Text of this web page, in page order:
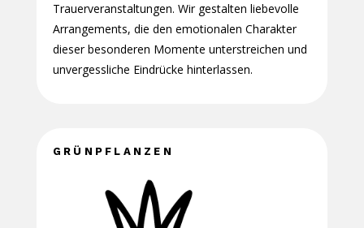
Trauerveranstaltungen. Wir gestalten liebevolle
Arrangements, die den emotionalen Charakter
dieser besonderen Momente unterstreichen und
unvergessliche Eindrücke hinterlassen.
GRÜNPFLANZEN